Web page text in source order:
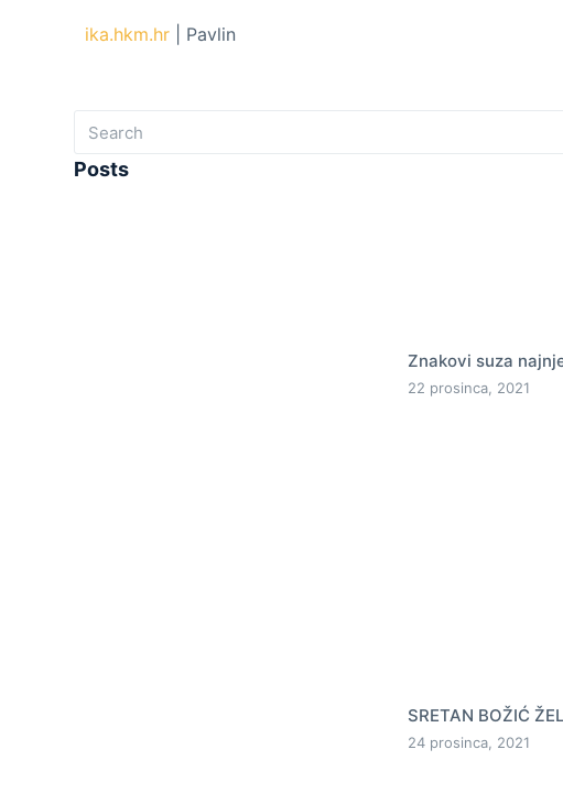
ika.hkm.hr | Pavlin
Posts
Znakovi suza
22 prosinca, 2021
SRETAN BOŽIĆ
24 prosinca, 2021